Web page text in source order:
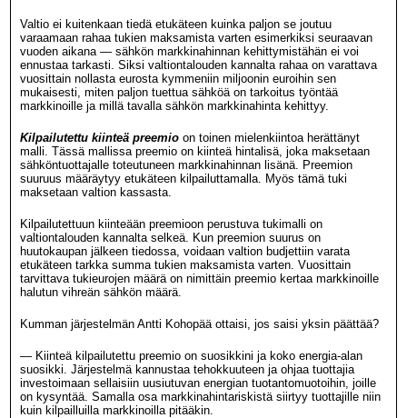
Valtio ei kuitenkaan tiedä etukäteen kuinka paljon se joutuu
varaamaan rahaa tukien maksamista varten esimerkiksi seuraavan
vuoden aikana — sähkön markkinahinnan kehittymistähän ei voi
ennustaa tarkasti. Siksi valtiontalouden kannalta rahaa on varattava
vuosittain nollasta eurosta kymmeniin miljoonin euroihin sen
mukaisesti, miten paljon tuettua sähköä on tarkoitus työntää
markkinoille ja millä tavalla sähkön markkinahinta kehittyy.
Kilpailutettu kiinteä preemio on toinen mielenkiintoa herättänyt
malli. Tässä mallissa preemio on kiinteä hintalisä, joka maksetaan
sähköntuottajalle toteutuneen markkinahinnan lisänä. Preemion
suuruus määräytyy etukäteen kilpailuttamalla. Myös tämä tuki
maksetaan valtion kassasta.
Kilpailutettuun kiinteään preemioon perustuva tukimalli on
valtiontalouden kannalta selkeä. Kun preemion suurus on
huutokaupan jälkeen tiedossa, voidaan valtion budjettiin varata
etukäteen tarkka summa tukien maksamista varten. Vuosittain
tarvittava tukieurojen määrä on nimittäin preemio kertaa markkinoille
halutun vihreän sähkön määrä.
Kumman järjestelmän Antti Kohopää ottaisi, jos saisi yksin päättää?
— Kiinteä kilpailutettu preemio on suosikkini ja koko energia-alan
suosikki. Järjestelmä kannustaa tehokkuuteen ja ohjaa tuottajia
investoimaan sellaisiin uusiutuvan energian tuotantomuotoihin, joille
on kysyntää. Samalla osa markkinahintariskistä siirtyy tuottajille niin
kuin kilpailluilla markkinoilla pitääkin.